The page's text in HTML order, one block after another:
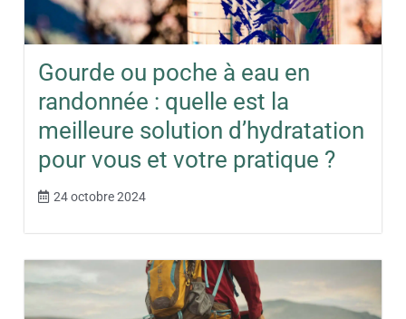
Gourde ou poche à eau en
randonnée : quelle est la
meilleure solution d’hydratation
pour vous et votre pratique ?
24 octobre 2024